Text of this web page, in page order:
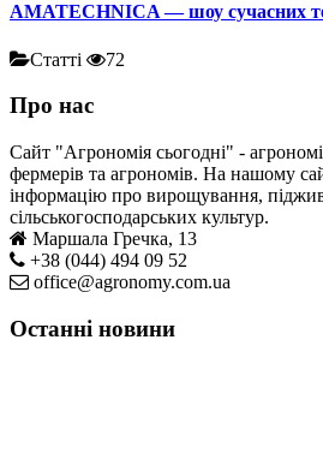
AMATECHNICA — шоу сучасних
Статті 72
Про нас
Сайт "Агрономія сьогодні" -
фермерів та агрономів. На нашому
інформацію про вирощування,
сільськогосподарських культур.
Маршала Гречка, 13
+38 (044) 494 09 52
office@agronomy.com.ua
Останні новини